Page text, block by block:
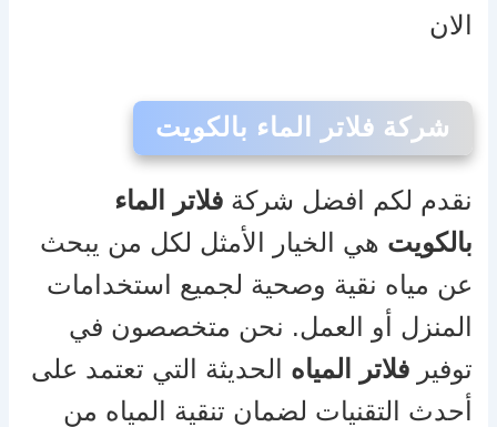
الان
شركة فلاتر الماء بالكويت
نقدم لكم افضل شركةفلاتر الماء
بالكويت هي الخيار الأمثل لكل من يبحث
عن مياه نقية وصحية لجميع استخدامات
المنزل أو العمل. نحن متخصصون في
توفيرفلاتر المياه الحديثة التي تعتمد على
أحدث التقنيات لضمان تنقية المياه من